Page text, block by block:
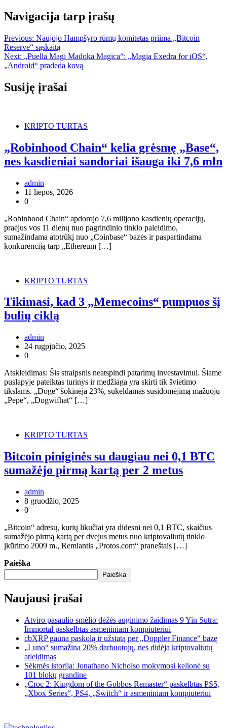
Navigacija tarp įrašų
Previous: Naujojo Hampšyro rūmų komitetas priima „Bitcoin
Reserve“ sąskaitą
Next: „Puella Magi Madoka Magica“: „Magia Exedra for iOS“,
„Android“ pradeda kovą
Susiję įrašai
KRIPTO TURTAS
„Robinhood Chain“ kelia grėsmę „Base“,
nes kasdieniai sandoriai išauga iki 7,6 mln
admin
11 liepos, 2026
0
„Robinhood Chain“ apdorojo 7,6 milijono kasdienių operacijų,
praėjus vos 11 dienų nuo pagrindinio tinklo paleidimo,
sumažindama atotrūkį nuo „Coinbase“ bazės ir paspartindama
konkurenciją tarp „Ethereum […]
KRIPTO TURTAS
Tikimasi, kad 3 „Memecoins“ pumpuos šį
bulių ciklą
admin
24 rugpjūčio, 2025
0
Atskleidimas: Šis straipsnis neatspindi patarimų investavimui. Šiame
puslapyje pateiktas turinys ir medžiaga yra skirti tik švietimo
tikslams. „Doge“ šokinėja 23%, sukeldamas susidomėjimą mažuoju
„Pepe“, „Dogwifhat“ […]
KRIPTO TURTAS
Bitcoin piniginės su daugiau nei 0,1 BTC
sumažėjo pirmą kartą per 2 metus
admin
8 gruodžio, 2025
0
„Bitcoin“ adresų, kurių likučiai yra didesni nei 0,1 BTC, skaičius
sumažėjo pirmą kartą per dvejus metus nuo kriptovaliutų tinklo
įkūrimo 2009 m., Remiantis „Protos.com“ praneštais […]
Paieška
Paieška
Naujausi įrašai
Atviro pasaulio smėlio dėžės auginimo žaidimas 9 Yin Sutra:
Immortal paskelbtas asmeniniam kompiuteriui
cbXRP gauna paskolą ir užstatą per „Doppler Finance“ bazę
„Luno“ sumažina 20% darbuotojų, nes didėja kriptovaliutų
atleidimas
Sėkmės istorija: Jonathano Nicholso mokymosi kelionė su
101 blokų grandine
„Croc 2: Kingdom of the Gobbos Remaster“ paskelbtas PS5,
„Xbox Series“, PS4, „Switch“ ir asmeniniam kompiuteriui